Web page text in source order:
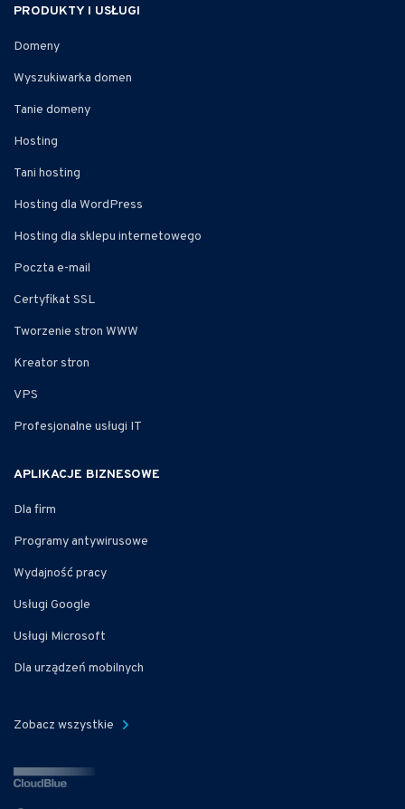
PRODUKTY I USŁUGI
Domeny
Wyszukiwarka domen
Tanie domeny
Hosting
Tani hosting
Hosting dla WordPress
Hosting dla sklepu internetowego
Poczta e-mail
Certyfikat SSL
Tworzenie stron WWW
Kreator stron
VPS
Profesjonalne usługi IT
APLIKACJE BIZNESOWE
Dla firm
Programy antywirusowe
Wydajność pracy
Usługi Google
Usługi Microsoft
Dla urządzeń mobilnych
Zobacz wszystkie